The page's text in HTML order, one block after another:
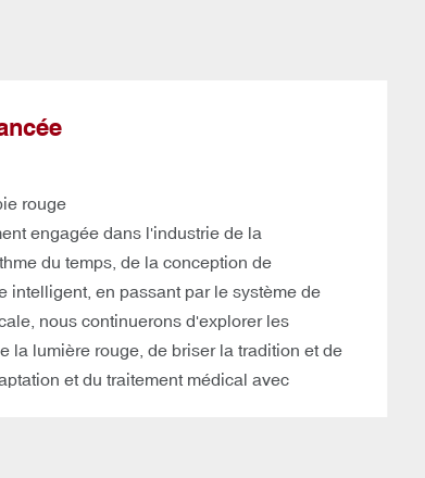
d'onde personnalisées de 410 nm
pour discuter de vos demandes
rouge
engagée dans l'industrie de la
du temps, de la conception de
intelligent, en passant par le système de
nous continuerons d'explorer les
la lumière rouge, de briser la tradition et de
et du traitement médical avec